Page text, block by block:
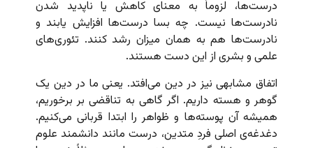
درست‌ها، لزوماً‌ به معنای کاهش یا ناپدید شدن
نادرست‌ها نیست. چه بسا درست‌ها افزایش یابند و
نادرست‌ها هم به همان میزان رشد کنند. تئوری‌های
علمی و بشری از این دست هستند.
اتفاق مشابهی نیز در دین می‌افتد. یعنی ما در دین یک
گوهر و هسته داریم. اگر گاهی به تناقضی بر برخوریم،
همیشه آن پوسته‌ها و ظواهر را ابتدا قربانی می‌کنیم.
دغدغه‌ی اصلی فردِ متدین، درست مانند دانشمند علوم